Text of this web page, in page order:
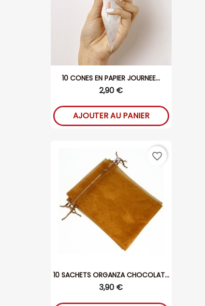
10 CONES EN PAPIER JOURNEE...
2,90 €
AJOUTER AU PANIER
10 SACHETS ORGANZA CHOCOLAT...
3,90 €
favorite_border